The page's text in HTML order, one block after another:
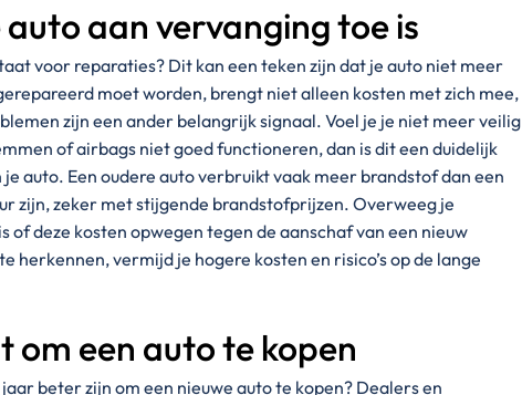
aan vervanging toe is
voor reparaties? Dit kan een teken zijn dat je auto niet meer
moet worden, brengt niet alleen kosten met zich mee,
zijn een ander belangrijk signaal. Voel je je niet meer veilig
of airbags niet goed functioneren, dan is dit een duidelijk
auto. Een oudere auto verbruikt vaak meer brandstof dan een
zijn, zeker met stijgende brandstofprijzen. Overweeg je
of deze kosten opwegen tegen de aanschaf van een nieuw
herkennen, vermijd je hogere kosten en risico’s op de lange
om een auto te kopen
beter zijn om een nieuwe auto te kopen? Dealers en